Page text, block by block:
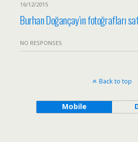
16/12/2015
Burhan Doğançay’ın fotoğrafları
NO RESPONSES
Back to top
Mobile